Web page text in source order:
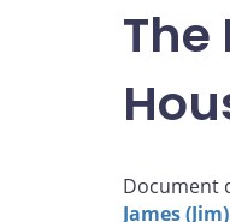
The
Document
James